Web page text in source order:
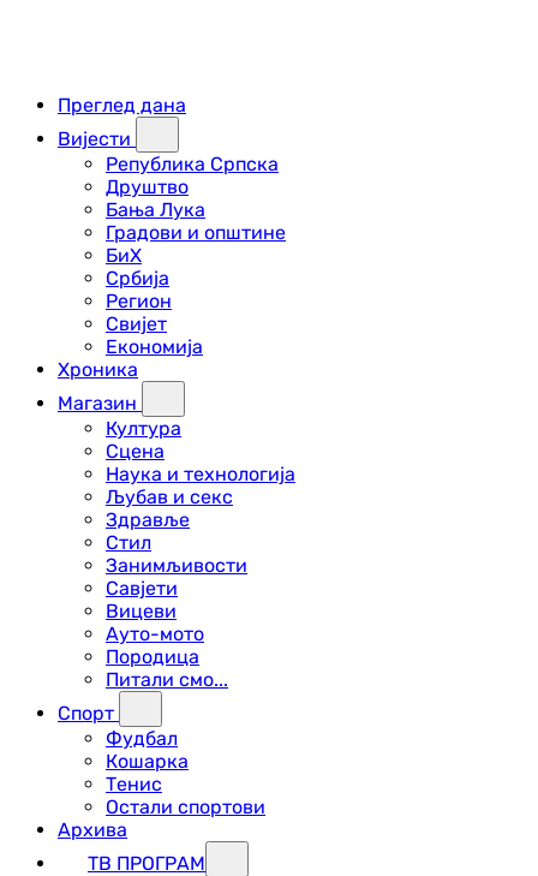
Преглед дана
Вијести
Република Српска
Друштво
Бања Лука
Градови и општине
БиХ
Србија
Регион
Свијет
Економија
Хроника
Магазин
Култура
Сцена
Наука и технологија
Љубав и секс
Здравље
Стил
Занимљивости
Савјети
Вицеви
Ауто-мото
Породица
Питали смо...
Спорт
Фудбал
Кошарка
Тенис
Остали спортови
Архива
ТВ ПРОГРАМ